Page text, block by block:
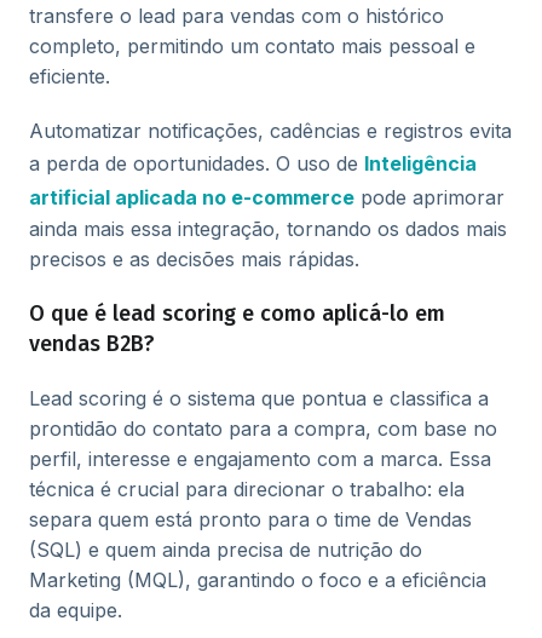
transfere o lead para vendas com o histórico
completo, permitindo um contato mais pessoal e
eficiente.
Automatizar notificações, cadências e registros evita
a perda de oportunidades. O uso de Inteligência
artificial aplicada no e-commerce pode aprimorar
ainda mais essa integração, tornando os dados mais
precisos e as decisões mais rápidas.
O que é lead scoring e como aplicá-lo em
vendas B2B?
Lead scoring é o sistema que pontua e classifica a
prontidão do contato para a compra, com base no
perfil, interesse e engajamento com a marca. Essa
técnica é crucial para direcionar o trabalho: ela
separa quem está pronto para o time de Vendas
(SQL) e quem ainda precisa de nutrição do
Marketing (MQL), garantindo o foco e a eficiência
da equipe.